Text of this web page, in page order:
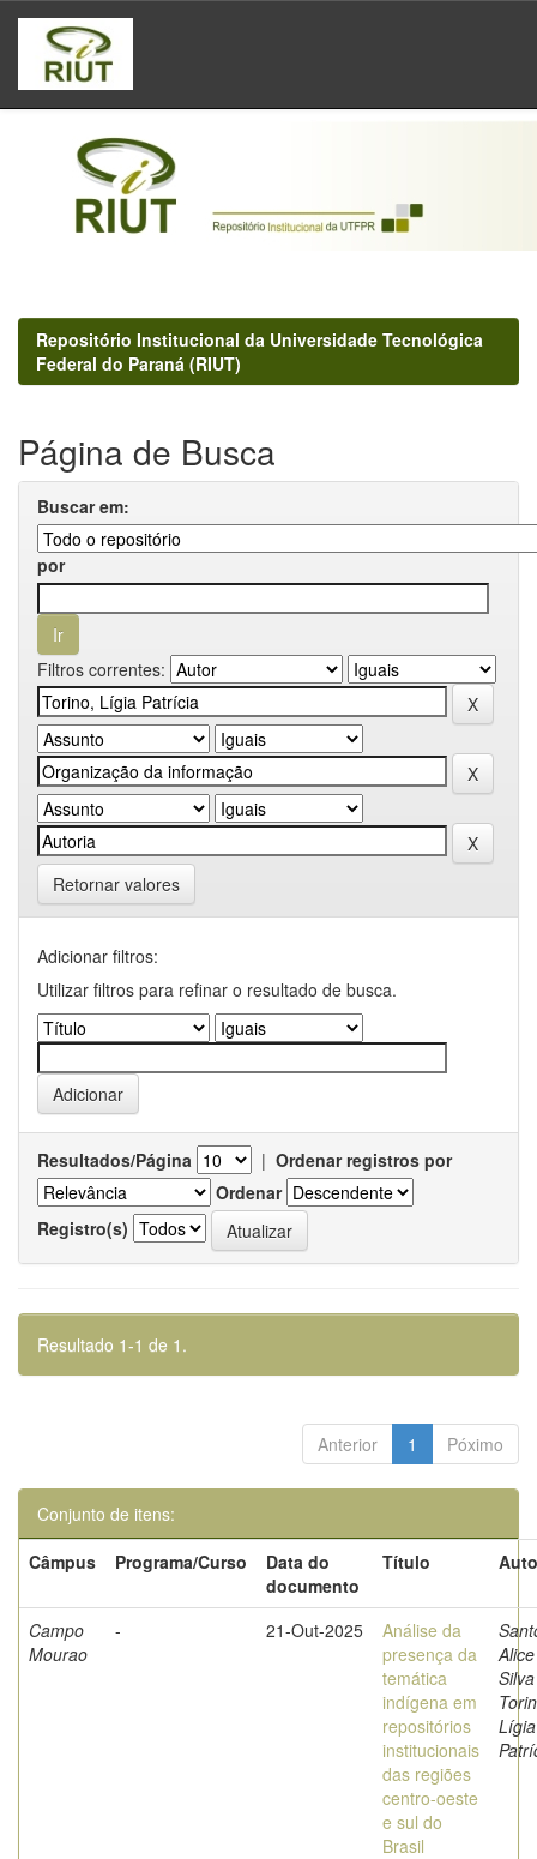
Skip
navigation
Repositório Institucional da Universidade Tecnológica
Federal do Paraná (RIUT)
Página de Busca
Buscar em:
por
Filtros correntes:
Retornar valores
Adicionar filtros:
Utilizar filtros para refinar o resultado de busca.
Resultados/Página | Ordenar registros por
Ordenar
Registro(s)
Resultado 1-1 de 1.
Anterior 1 Póximo
Conjunto de itens:
Câmpus
Programa/Curso
Data do
documento
Título
Campo
Mourao
- 21-Out-2025
Análise da
presença da
temática
indígena em
repositórios
institucionais
das regiões
centro-oeste
e sul do
Brasil
Lígia